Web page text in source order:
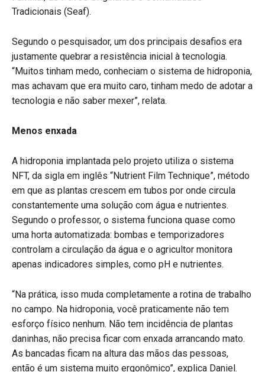
Tradicionais (Seaf).
Segundo o pesquisador, um dos principais desafios era
justamente quebrar a resistência inicial à tecnologia.
“Muitos tinham medo, conheciam o sistema de hidroponia,
mas achavam que era muito caro, tinham medo de adotar a
tecnologia e não saber mexer”, relata.
Menos enxada
A hidroponia implantada pelo projeto utiliza o sistema
NFT, da sigla em inglês “Nutrient Film Technique”, método
em que as plantas crescem em tubos por onde circula
constantemente uma solução com água e nutrientes.
Segundo o professor, o sistema funciona quase como
uma horta automatizada: bombas e temporizadores
controlam a circulação da água e o agricultor monitora
apenas indicadores simples, como pH e nutrientes.
“Na prática, isso muda completamente a rotina de trabalho
no campo. Na hidroponia, você praticamente não tem
esforço físico nenhum. Não tem incidência de plantas
daninhas, não precisa ficar com enxada arrancando mato.
As bancadas ficam na altura das mãos das pessoas,
então é um sistema muito ergonômico”, explica Daniel.